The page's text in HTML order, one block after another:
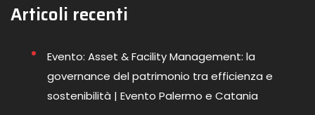
Articoli recenti
Evento: Asset & Facility Management: la
governance del patrimonio tra efficienza e
sostenibilità | Evento Palermo e Catania